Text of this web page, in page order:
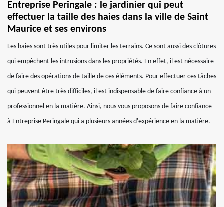
Entreprise Peringale : le jardinier qui peut
effectuer la taille des haies dans la ville de Saint
Maurice et ses environs
Les haies sont très utiles pour limiter les terrains. Ce sont aussi des clôtures
qui empêchent les intrusions dans les propriétés. En effet, il est nécessaire
de faire des opérations de taille de ces éléments. Pour effectuer ces tâches
qui peuvent être très difficiles, il est indispensable de faire confiance à un
professionnel en la matière. Ainsi, nous vous proposons de faire confiance
à Entreprise Peringale qui a plusieurs années d'expérience en la matière.